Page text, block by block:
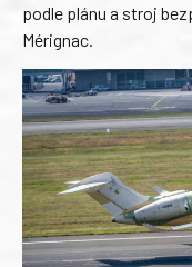
podle plánu a stroj
Mérignac.